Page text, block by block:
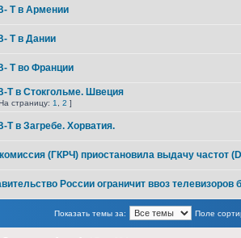
T в Армении
T в Дании
T во Франции
T в Стокгольме. Швеция
страницу: 1 2 ]
T в Загребе. Хорватия.
(ГКРЧ) приостановила выдачу частот
России ограничит ввоз телевизоров
Показать темы за: Поле